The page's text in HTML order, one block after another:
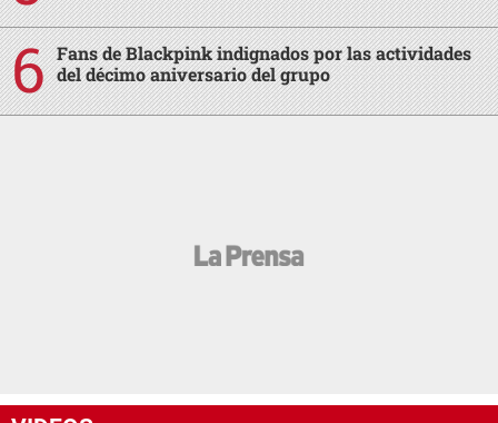
Fans de Blackpink indignados por las actividades
del décimo aniversario del grupo